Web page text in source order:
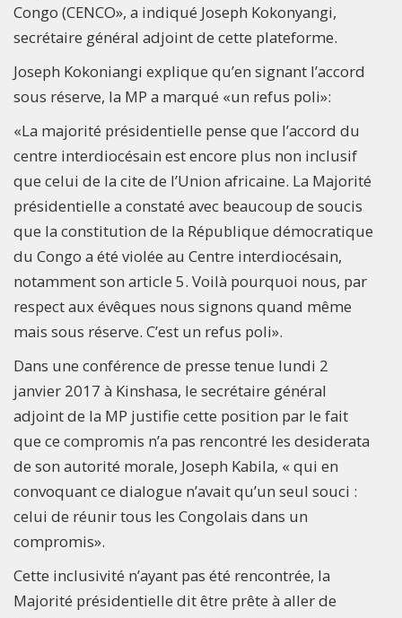
Congo (CENCO», a indiqué Joseph Kokonyangi,
secrétaire général adjoint de cette plateforme.
Joseph Kokoniangi explique qu’en signant l’accord
sous réserve, la MP a marqué «un refus poli»:
«La majorité présidentielle pense que l’accord du
centre interdiocésain est encore plus non inclusif
que celui de la cite de l’Union africaine. La Majorité
présidentielle a constaté avec beaucoup de soucis
que la constitution de la République démocratique
du Congo a été violée au Centre interdiocésain,
notamment son article 5. Voilà pourquoi nous, par
respect aux évêques nous signons quand même
mais sous réserve. C’est un refus poli».
Dans une conférence de presse tenue lundi 2
janvier 2017 à Kinshasa, le secrétaire général
adjoint de la MP justifie cette position par le fait
que ce compromis n’a pas rencontré les desiderata
de son autorité morale, Joseph Kabila, « qui en
convoquant ce dialogue n’avait qu’un seul souci :
celui de réunir tous les Congolais dans un
compromis».
Cette inclusivité n’ayant pas été rencontrée, la
Majorité présidentielle dit être prête à aller de